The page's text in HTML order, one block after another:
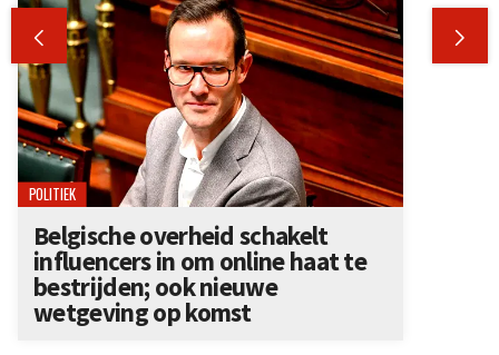
 
POLITIEK
Belgische overheid schakelt
influencers in om online haat te
bestrijden; ook nieuwe
wetgeving op komst